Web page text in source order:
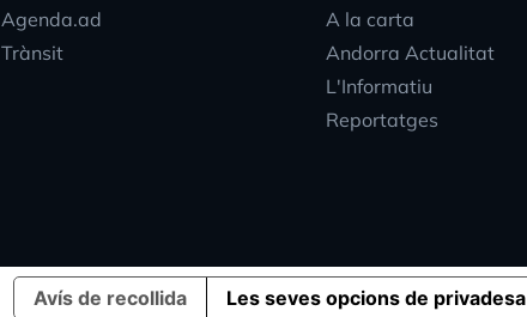
Agenda.ad
Trànsit
A la carta
Andorra Actualitat
L'Informatiu
Reportatges
Avís de recollida Les seves opcions de privadesa